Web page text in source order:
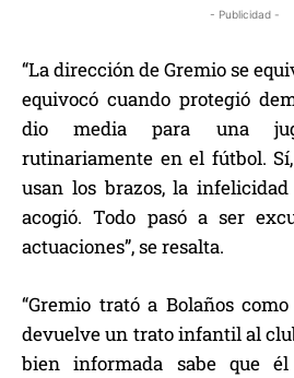
- Publicidad -
“La dirección de Gremio se
equivocó cuando protegió
dio media para una
rutinariamente en el fútbol.
usan los brazos, la
acogió. Todo pasó a ser
actuaciones”, se resalta.
“Gremio trató a Bolaños
devuelve un trato infantil al
bien informada sabe que